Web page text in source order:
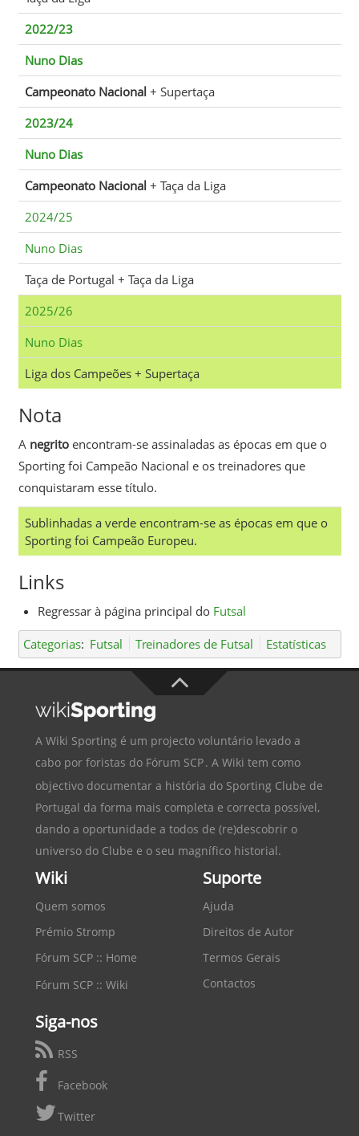
2022/23
Nuno Dias
Campeonato Nacional+ Supertaça
2023/24
Nuno Dias
Campeonato Nacional+ Taça da Liga
2024/25
Nuno Dias
Taça de Portugal + Taça da Liga
2025/26
Nuno Dias
Liga dos Campeões + Supertaça
Nota
A negritoencontram-se assinaladas as épocas em que o
Sporting foi Campeão Nacional e os treinadores que
conquistaram esse título.
Sublinhadas a verde encontram-se as épocas em que o
Sporting foi Campeão Europeu.
Links
Regressar à página principal do Futsal
Categorias: Futsal Treinadores de Futsal Estatísticas
A Wiki Sporting é um projecto voluntário levado a
cabo por foristas do Fórum SCP. A Wiki tem como
objectivo documentar a história do Sporting Clube de
Portugal da forma mais completa e correcta possível,
dando a oportunidade a todos de (re)descobrir o
universo do Clube e o seu magnífico historial.
Wiki
Quem somos
Prémio Stromp
Fórum SCP :: Home
Fórum SCP :: Wiki
Suporte
Ajuda
Direitos de Autor
Termos Gerais
Contactos
Siga-nos
RSS
Facebook
Twitter